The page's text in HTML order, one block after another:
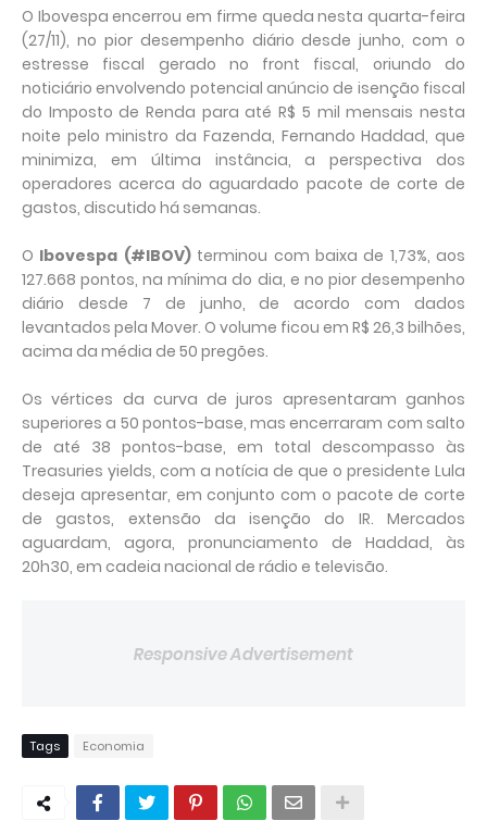
O Ibovespa encerrou em firme queda nesta quarta-feira
(27/11), no pior desempenho diário desde junho, com o
estresse fiscal gerado no front fiscal, oriundo do
noticiário envolvendo potencial anúncio de isenção fiscal
do Imposto de Renda para até R$ 5 mil mensais nesta
noite pelo ministro da Fazenda, Fernando Haddad, que
minimiza, em última instância, a perspectiva dos
operadores acerca do aguardado pacote de corte de
gastos, discutido há semanas.
O Ibovespa (#IBOV)terminou com baixa de 1,73%, aos
127.668 pontos, na mínima do dia, e no pior desempenho
diário desde 7 de junho, de acordo com dados
levantados pela Mover. O volume ficou em R$ 26,3 bilhões,
acima da média de 50 pregões.
Os vértices da curva de juros apresentaram ganhos
superiores a 50 pontos-base, mas encerraram com salto
de até 38 pontos-base, em total descompasso às
Treasuries yields, com a notícia de que o presidente Lula
deseja apresentar, em conjunto com o pacote de corte
de gastos, extensão da isenção do IR. Mercados
aguardam, agora, pronunciamento de Haddad, às
20h30, em cadeia nacional de rádio e televisão.
Responsive Advertisement
Tags Economia